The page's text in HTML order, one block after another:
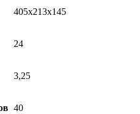
405x213x145
24
3,25
40